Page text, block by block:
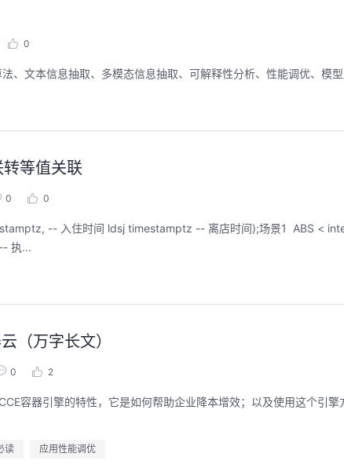
0
、文本信息抽取、多模态信息抽取、可解释性分析、性能调优、模
等值关联
0 0
执...
（万字长文）
0 2
容器引擎的特性，它是如何帮助企业降本增效；以及使用这个引
读 应用性能调优